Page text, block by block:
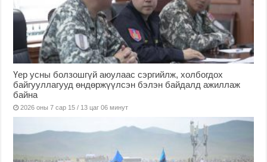
Үер усны болзошгүй аюулаас сэргийлж, холбогдох
байгууллагууд өндөржүүлсэн бэлэн байдалд ажиллаж
байна
2026 оны 7 сар 15 / 13 цаг 06 минут